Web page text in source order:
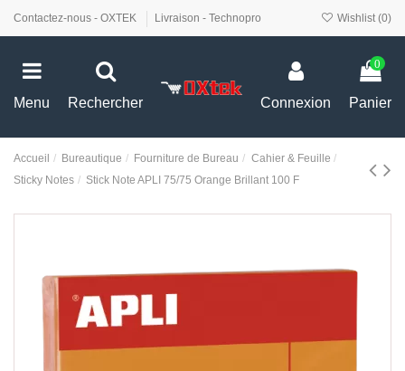
Contactez-nous - OXTEK Livraison - Technopro Wishlist (0)
Menu Rechercher Connexion
0
Panier
Accueil Bureautique Fourniture de Bureau
Cahier & Feuille
Sticky Notes
Stick Note APLI 75/75 Orange Brillant 100 F